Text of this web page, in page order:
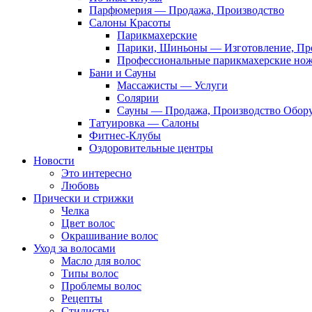
Парфюмерия — Продажа, Производство
Салоны Красоты
Парикмахерские
Парики, Шиньоны — Изготовление,
Профессиональные парикмахерские
Бани и Сауны
Массажисты — Услуги
Солярии
Сауны — Продажа, Производство
Татуировка — Салоны
Фитнес-Клубы
Оздоровительные центры
Новости
Это интересно
Любовь
Прически и стрижки
Челка
Цвет волос
Окрашивание волос
Уход за волосами
Масло для волос
Типы волос
Проблемы волос
Рецепты